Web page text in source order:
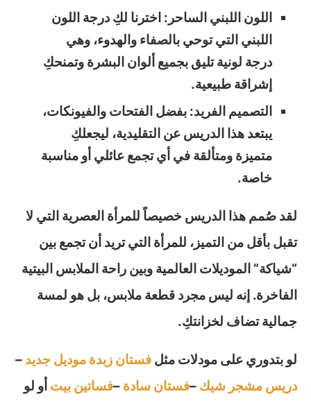
اللون اللبني الساحر: اخترنا لكِ درجة اللون
اللبني التي توحي بالصفاء والهدوء، وهي
درجة لونية تليق بجميع ألوان البشرة وتمنحكِ
إشراقة طبيعية.
التصميم الفريد: بفضل الفتحات والفيونكات،
يبتعد هذا الدريس عن التقليدية، ليجعلكِ
متميزة ومتألقة في أي تجمع عائلي أو مناسبة
خاصة.
لقد صُمم هذا الدريس خصيصاً للمرأة العصرية التي لا
تقبل بأقل من التميز، للمرأة التي تريد أن تجمع بين
“شياكة” الموديلات العالمية وبين راحة الملابس البيتية
الفاخرة. إنه ليس مجرد قطعة ملابس، بل هو لمسة
جمالية تضاف لخزانتكِ.
لو بتدوري على مودلات مثل فستان زبدة موديل جديد –
دريس مشجر شيك –فستان سادة –فساتين بيت أو لو